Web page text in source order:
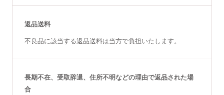
返品送料
不良品に該当する返品送料は当方で負担いたします。
長期不在、受取辞退、住所不明などの理由で返品された場
合